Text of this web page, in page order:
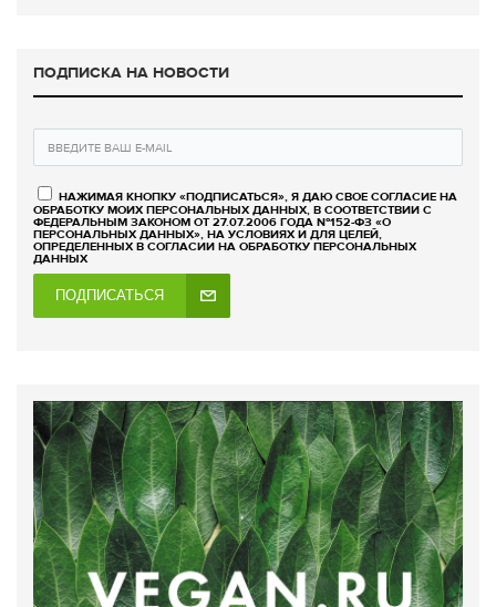
ПОДПИСКА НА НОВОСТИ
НАЖИМАЯ КНОПКУ «ПОДПИСАТЬСЯ», Я ДАЮ СВОЕ СОГЛАСИЕ НА
ОБРАБОТКУ МОИХ ПЕРСОНАЛЬНЫХ ДАННЫХ, В СООТВЕТСТВИИ С
ФЕДЕРАЛЬНЫМ ЗАКОНОМ ОТ 27.07.2006 ГОДА №152-ФЗ «О
ПЕРСОНАЛЬНЫХ ДАННЫХ», НА УСЛОВИЯХ И ДЛЯ ЦЕЛЕЙ,
ОПРЕДЕЛЕННЫХ В СОГЛАСИИ НА ОБРАБОТКУ ПЕРСОНАЛЬНЫХ
ДАННЫХ
ПОДПИСАТЬСЯ